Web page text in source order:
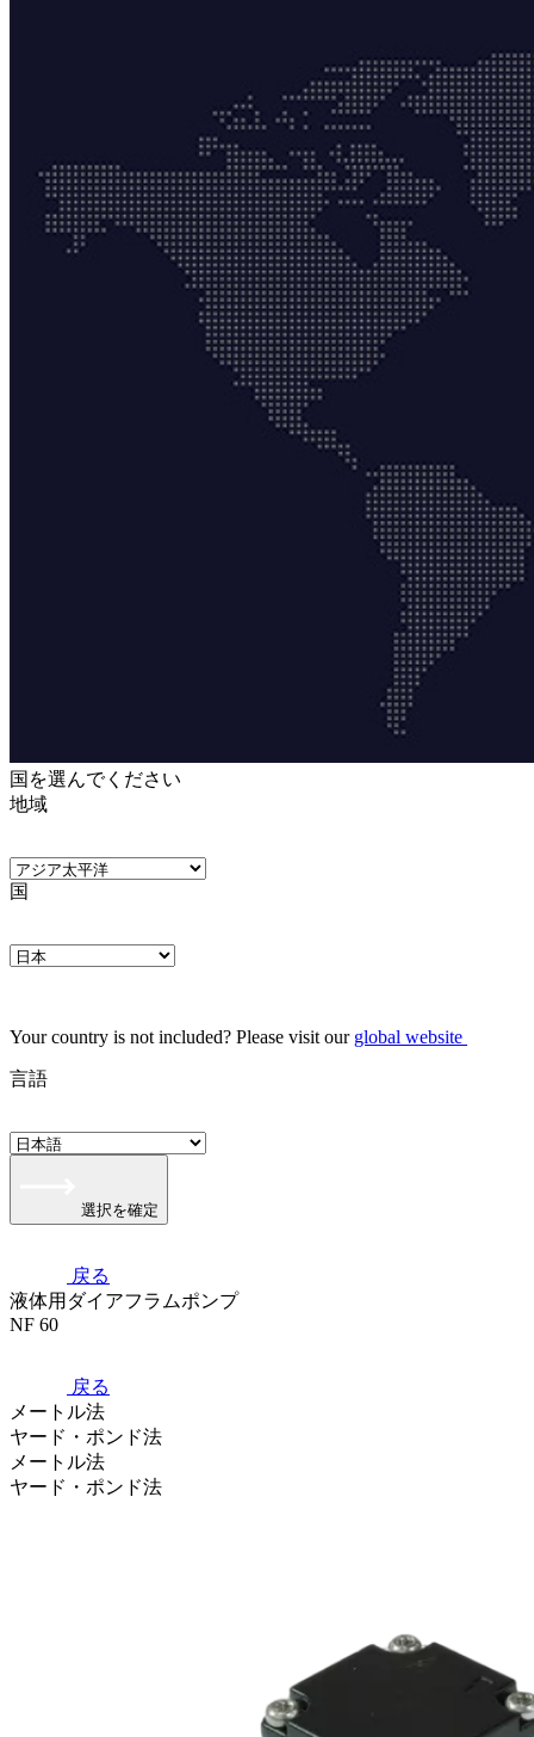
国を選んでください
地域
国
Your country is not included? Please visit our global website
言語
選択を確定
戻る
液体用ダイアフラムポンプ
NF 60
戻る
メートル法
ヤード・ポンド法
メートル法
ヤード・ポンド法